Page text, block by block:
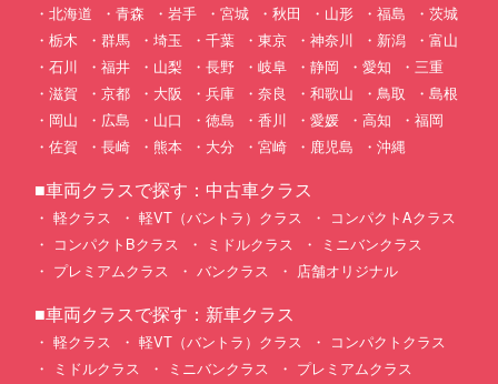
北海道 青森 岩手 宮城 秋田 山形 福島
茨城
栃木
群馬 埼玉 千葉 東京 神奈川 新潟
富山
石川
福井 山梨 長野 岐阜 静岡 愛知
三重
滋賀
京都 大阪 兵庫 奈良 和歌山 鳥取
島根
岡山
広島 山口 徳島 香川 愛媛 高知
福岡
佐賀
長崎 熊本 大分 宮崎 鹿児島 沖縄
■車両クラスで探す：中古車クラス
軽クラス 軽VT（バントラ）クラス
コンパクトAクラス
コンパクトBクラス
ミドルクラス
ミニバンクラス
プレミアムクラス
バンクラス 店舗オリジナル
■車両クラスで探す：新車クラス
軽クラス 軽VT（バントラ）クラス
コンパクトクラス
ミドルクラス
ミニバンクラス プレミアムクラス